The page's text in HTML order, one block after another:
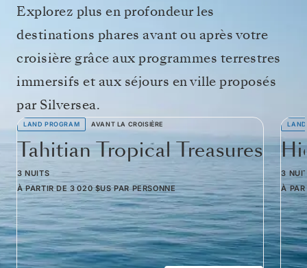
Explorez plus en profondeur les
destinations phares avant ou après votre
croisière grâce aux programmes terrestres
immersifs et aux séjours en ville proposés
par Silversea.
LAND PROGRAM AVANT LA CROISIÈRE
Tahitian Tropical Treasures
3 NUITS
À PARTIR DE 3 020 $US PAR PERSONNE
3
À